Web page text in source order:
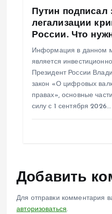
Путин подписал
легализации
России. Что
Информация в данном
является
Президент России
закон «О цифровых
правах», основные
силу с 1 сентября 2026…
Добавить
Для отправки комментария
авторизоваться.